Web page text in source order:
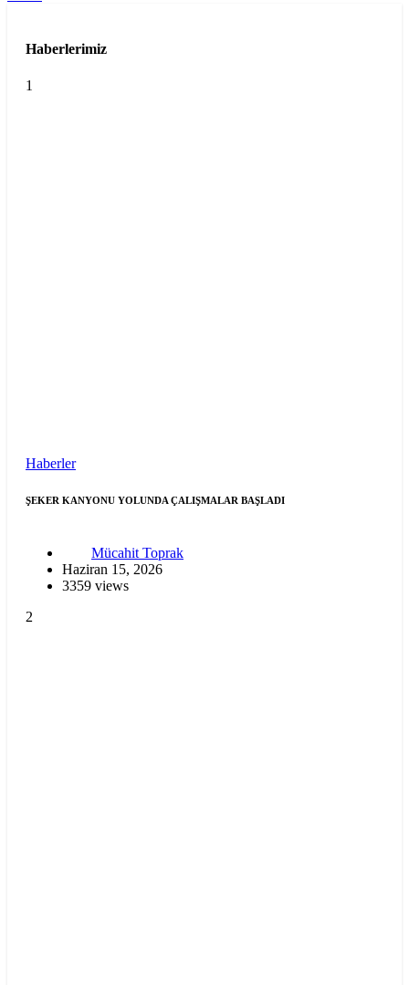
Haberlerimiz
1
Haberler
ŞEKER KANYONU YOLUNDA ÇALIŞMALAR BAŞLADI
Mücahit Toprak
Haziran 15, 2026
3359 views
2